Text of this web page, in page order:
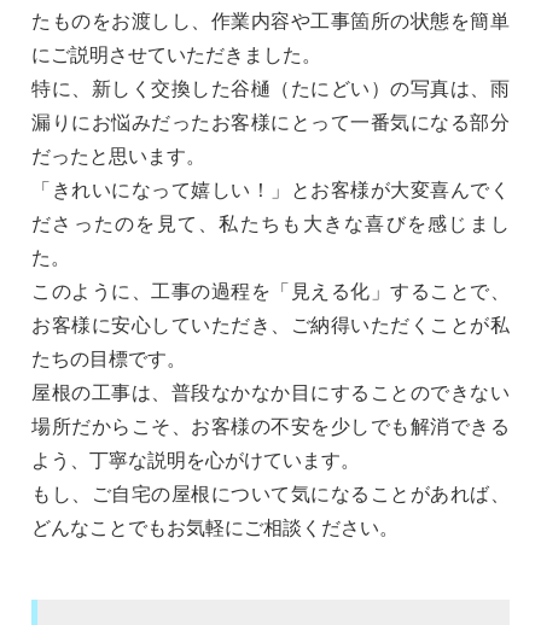
たものをお渡しし、作業内容や工事箇所の状態を簡単
にご説明させていただきました。
特に、新しく交換した谷樋（たにどい）の写真は、雨
漏りにお悩みだったお客様にとって一番気になる部分
だったと思います。
「きれいになって嬉しい！」とお客様が大変喜んでく
ださったのを見て、私たちも大きな喜びを感じまし
た。
このように、工事の過程を「見える化」することで、
お客様に安心していただき、ご納得いただくことが私
たちの目標です。
屋根の工事は、普段なかなか目にすることのできない
場所だからこそ、お客様の不安を少しでも解消できる
よう、丁寧な説明を心がけています。
もし、ご自宅の屋根について気になることがあれば、
どんなことでもお気軽にご相談ください。